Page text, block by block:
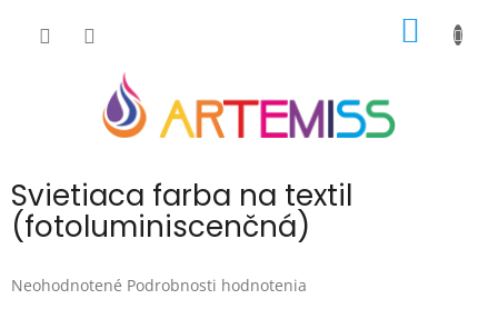
Svietiaca farba na textil
(fotoluminiscenčná)
Priemerné
Neohodnotené Podrobnosti hodnotenia